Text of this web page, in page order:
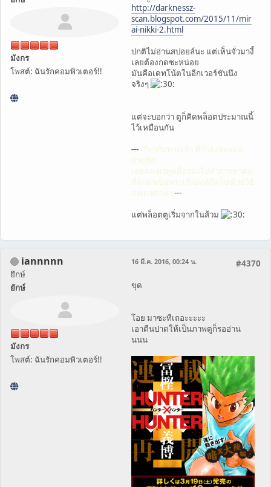
มังกร
โพสต์: ฉันรักคอมพิวเตอร์!!
http://darknessz-
scan.blogspot.com/2015/11/mir
ai-nikki-2.html
ปกติไม่อ่านสปอยล์นะ แต่เห็นจั่วมางี้
เลยต้องกดซะหน่อย
มันคือเดทโน้ตในอีกเวอร์ชันนึง
จริงๆ
แต่จะบอกว่า ตูก็คิดพล็อตประมาณนี้
ไว้เหมือนกัน
--- เกี่ยวกับพระเจ้า ที่กำลังจะหมด
อายุขัย
เลยส่งเทวทูตมือรองไปทำการหาคน
ที่จะมาเป็นพระเจ้าองค์ถีดไป ด้วยวิธี
ส่งเดชต่างๆ ---
แต่พล็อตตูเริ่มจากในส้วม
iannnnn
ยึกษ์
ยักษ์
มังกร
โพสต์: ฉันรักคอมพิวเตอร์!!
#4370
16 มี.ค. 2016, 00:24 น.
ขุด
โอย มาซะทีเถอะะะะะ
เอาตีนปาดให้เป็นภาพตูก็รออ่าน
นนน